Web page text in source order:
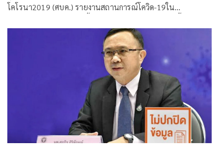
โคโรนา2019 (ศบค.) รายงานสถานการณ์โควิด-19ใน